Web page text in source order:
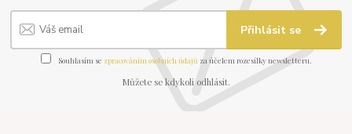
Přihlásit se
Souhlasím se zpracováním osobních údajů za účelem rozesílky newsletteru.
Můžete se kdykoli odhlásit.